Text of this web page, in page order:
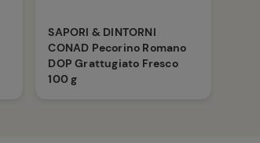
SAPORI & DINTORNI
CONAD Pecorino Romano
DOP Grattugiato Fresco
100 g